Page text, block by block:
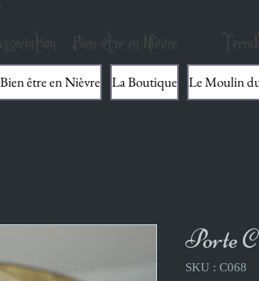
- Bien-être en Nièvre
Bien être en Nièvre La Boutique Le Moulin
Porte
SKU : C068